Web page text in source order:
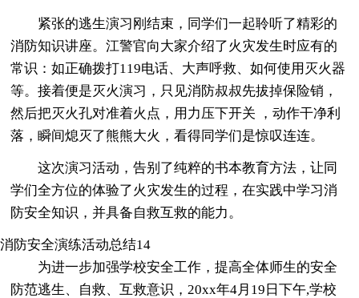
紧张的逃生演习刚结束，同学们一起聆听了精彩的
消防知识讲座。江警官向大家介绍了火灾发生时应有的
常识：如正确拨打119电话、大声呼救、如何使用灭火器
等。接着便是灭火演习，只见消防叔叔先拔掉保险销，
然后把灭火孔对准着火点，用力压下开关 ，动作干净利
落，瞬间熄灭了熊熊大火，看得同学们是惊叹连连。
这次演习活动，告别了纯粹的书本教育方法，让同
学们全方位的体验了火灾发生的过程，在实践中学习消
防安全知识，并具备自救互救的能力。
消防安全演练活动总结14
为进一步加强学校安全工作，提高全体师生的安全
防范逃生、自救、互救意识，20xx年4月19日下午,学校